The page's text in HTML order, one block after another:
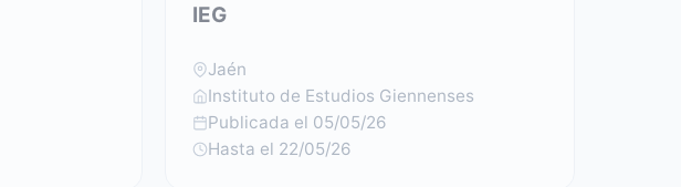
IEG
Jaén
Instituto de Estudios Giennenses
Publicada el 05/05/26
Hasta el 22/05/26